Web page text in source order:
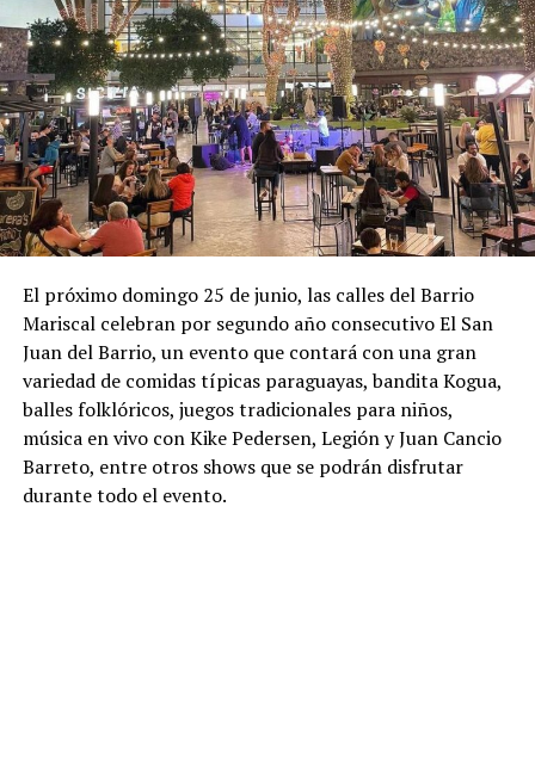
El próximo domingo 25 de junio, las calles del Barrio
Mariscal celebran por segundo año consecutivo El San
Juan del Barrio, un evento que contará con una gran
variedad de comidas típicas paraguayas, bandita Kogua,
balles folklóricos, juegos tradicionales para niños,
música en vivo con Kike Pedersen, Legión y Juan Cancio
Barreto, entre otros shows que se podrán disfrutar
durante todo el evento.